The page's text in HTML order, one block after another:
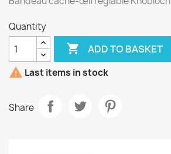
Quantity
 ADD TO BASKET
 Last items in stock
Share